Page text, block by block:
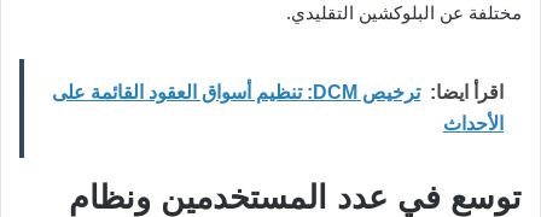
مختلفة عن البلوكشين التقليدي.
اقرأ ايضا:
ترخيص DCM: تنظيم أسواق العقود القائمة على
الأحداث
توسع في عدد المستخدمين ونظام